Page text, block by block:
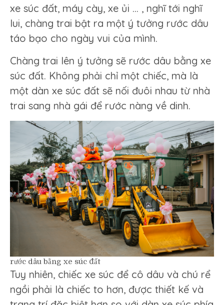
xe súc đất, máy cày, xe ủi … , nghĩ tới nghĩ
lui, chàng trai bật ra một ý tưởng rước dâu
táo bạo cho ngày vui của mình.
Chàng trai lên ý tưởng sẽ rước dâu bằng xe
súc đất. Không phải chỉ một chiếc, mà là
một dàn xe súc đất sẽ nối đuôi nhau từ nhà
trai sang nhà gái để rước nàng về dinh.
rước dâu bằng xe súc đất
Tuy nhiên, chiếc xe súc để cô dâu và chú rể
ngồi phải là chiếc to hơn, được thiết kế và